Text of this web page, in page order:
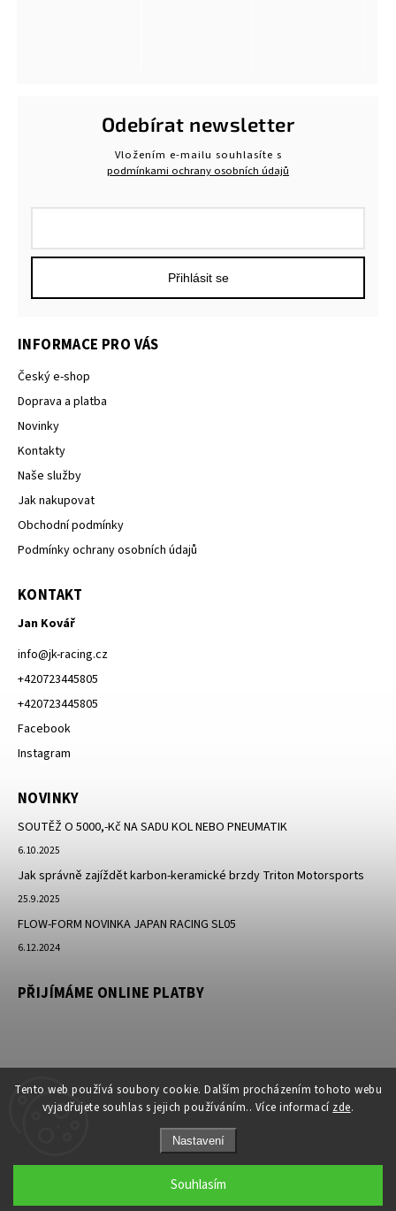
Tento web používá soubory cookie. Dalším procházením tohoto webu
vyjadřujete souhlas s jejich používáním.. Více informací zde.
Nastavení
Souhlasím
INFORMACE PRO VÁS
Český e-shop
Doprava a platba
Novinky
Kontakty
Naše služby
Jak nakupovat
Obchodní podmínky
Podmínky ochrany osobních údajů
KONTAKT
Jan Kovář
info@jk-racing.cz
+420723445805
+420723445805
Facebook
Instagram
NOVINKY
SOUTĚŽ O 5000,-Kč NA SADU KOL NEBO PNEUMATIK
6.10.2025
Jak správně zajíždět karbon-keramické brzdy Triton Motorsports
25.9.2025
FLOW-FORM NOVINKA JAPAN RACING SL05
6.12.2024
PŘIJÍMÁME ONLINE PLATBY
Odebírat newsletter
Vložením e-mailu souhlasíte s
podmínkami ochrany osobních údajů
Přihlásit se